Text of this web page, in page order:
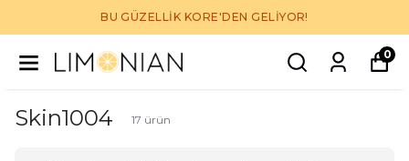
BU GÜZELLİK KORE'DEN GELİYOR!
0
Skin1004 17 ürün